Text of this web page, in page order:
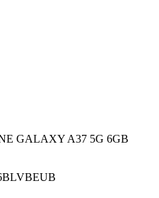
GALAXY A37 5G 6GB